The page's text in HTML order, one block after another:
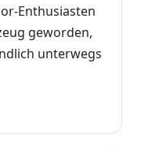
Enthusiasten
geworden,
unterwegs